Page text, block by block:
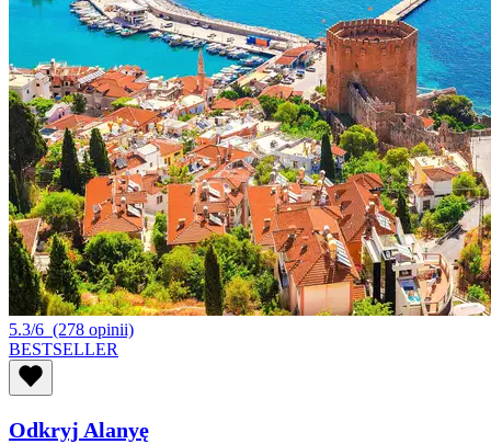
5.3/6 (278 opinii)
BESTSELLER
Odkryj Alanyę